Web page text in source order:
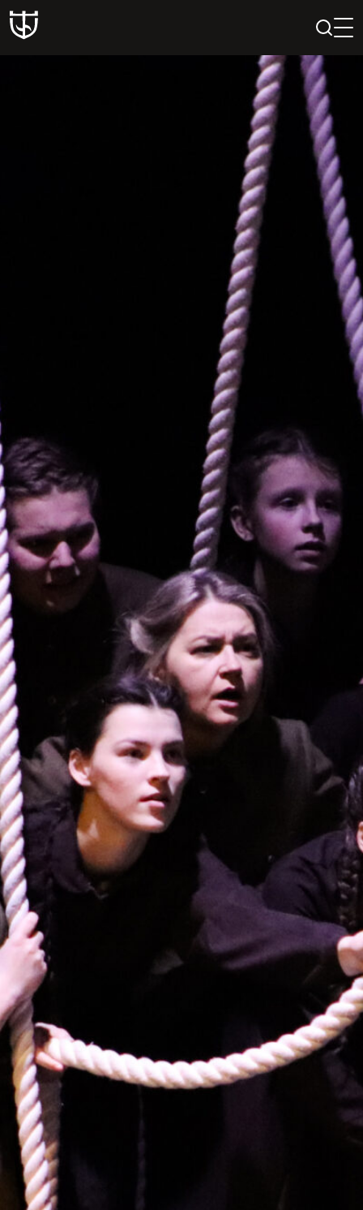
FESTIVALIS „THEATRIUM”
EDUKACIJA IR PARODOS
VIRTUALUS TURAS
Žiūrovams
DOVANŲ KUPONAS
BILIETAI IR NUOLAIDOS
INFORMACIJA ASMENIMS SU NEGALIA
KAVINĖ „DRAMA-CHA-CHA”
ATRIBUTIKA
VAIKŲ TEATRO STUDIJA
KONTAKTAI
PARTNERIAI
TEATRO KASA
KARJERA IR SAVANORYSTĖ
PRISIJUNGTI - =